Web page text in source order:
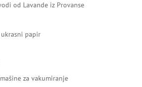
od Lavande iz Provanse
papir
za vakumiranje